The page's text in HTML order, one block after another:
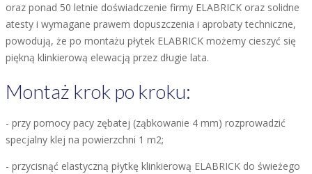
oraz ponad 50 letnie doświadczenie firmy ELABRICK oraz solidne
atesty i wymagane prawem dopuszczenia i aprobaty techniczne,
powodują, że po montażu płytek ELABRICK możemy cieszyć się
piękną klinkierową elewacją przez długie lata.
Montaż krok po kroku:
- przy pomocy pacy zębatej (ząbkowanie 4 mm) rozprowadzić
specjalny klej na powierzchni 1 m2;
- przycisnąć elastyczną płytkę klinkierową ELABRICK do świeżego